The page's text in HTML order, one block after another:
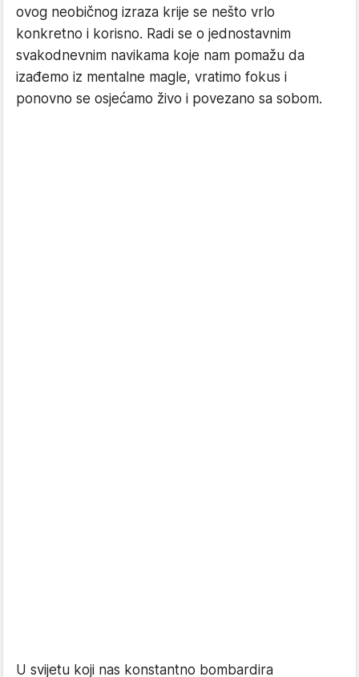
ovog neobičnog izraza krije se nešto vrlo
konkretno i korisno. Radi se o jednostavnim
svakodnevnim navikama koje nam pomažu da
izađemo iz mentalne magle, vratimo fokus i
ponovno se osjećamo živo i povezano sa sobom.
U svijetu koji nas konstantno bombardira